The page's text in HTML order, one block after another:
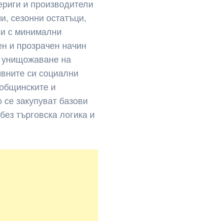
и производители
сезонни остатъци,
с минимални
и прозрачен начин
унищожаване на
си социални
и
закупуват базови
търговска логика и